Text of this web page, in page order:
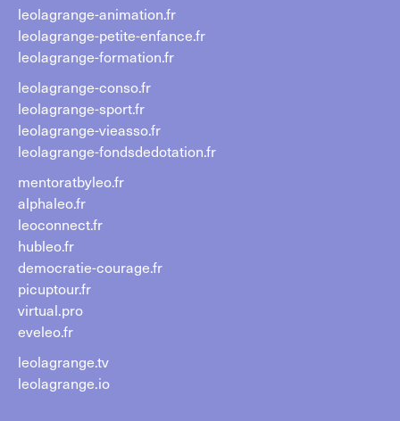
leolagrange-animation.fr
leolagrange-petite-enfance.fr
leolagrange-formation.fr
leolagrange-conso.fr
leolagrange-sport.fr
leolagrange-vieasso.fr
leolagrange-fondsdedotation.fr
mentoratbyleo.fr
alphaleo.fr
leoconnect.fr
hubleo.fr
democratie-courage.fr
picuptour.fr
virtual.pro
eveleo.fr
leolagrange.tv
leolagrange.io